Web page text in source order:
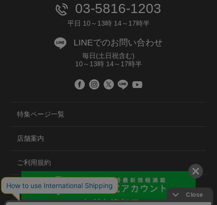
03-5816-1203
平日 10～13時 14～17時半
LINEでのお問い合わせ
毎日(土日祝含む)
10～13時 14～17時半
特集ページ一覧
店舗案内
ご利用規約
プライバシーポリシー